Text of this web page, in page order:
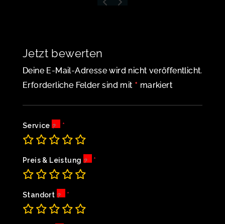
Jetzt bewerten
Deine E-Mail-Adresse wird nicht veröffentlicht.
Erforderliche Felder sind mit * markiert
Service
Preis & Leistung
Standort